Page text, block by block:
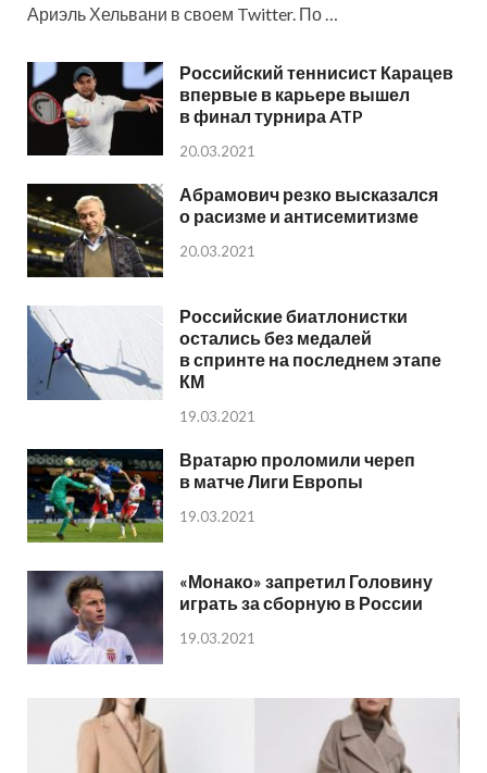
Ариэль Хельвани в своем Twitter. По …
Российский теннисист Карацев
впервые в карьере вышел
в финал турнира ATP
20.03.2021
Абрамович резко высказался
о расизме и антисемитизме
20.03.2021
Российские биатлонистки
остались без медалей
в спринте на последнем этапе
КМ
19.03.2021
Вратарю проломили череп
в матче Лиги Европы
19.03.2021
«Монако» запретил Головину
играть за сборную в России
19.03.2021